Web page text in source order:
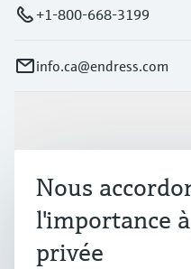
+1-800-668-3199
info.ca@endress.com
Industries
Support
Nous
l'importance
privée